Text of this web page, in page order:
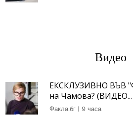
Видео
ЕКСКЛУЗИВНО ВЪВ
на Чамова? (ВИДЕО...
Факла.бг | 9 часа